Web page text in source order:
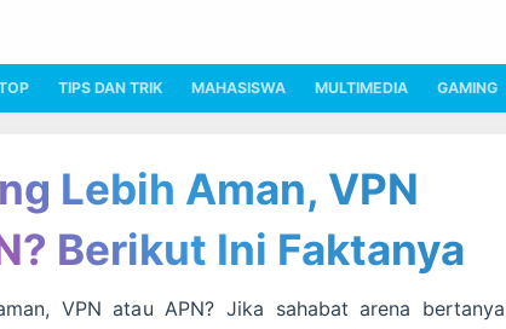
TIPS DAN TRIK MAHASISWA MULTIMEDIA GAMING
Lebih Aman, VPN
Berikut Ini Faktanya
VPN atau APN? Jika sahabat arena bertanya